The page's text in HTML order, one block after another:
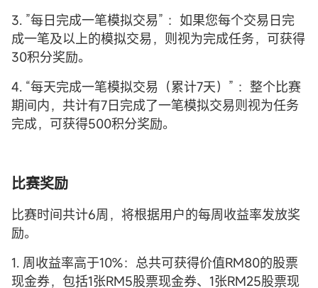
3. ”每日完成一笔模拟交易” ：如果您每个交易日完
成一笔及以上的模拟交易，则视为完成任务，可获得
30积分奖励。
4. “每天完成一笔模拟交易（累计7天）” ：整个比赛
期间内，共计有7日完成了一笔模拟交易则视为任务
完成，可获得500积分奖励。
比赛奖励
比赛时间共计6周，将根据用户的每周收益率发放奖
励。
1. 周收益率高于10%：总共可获得价值RM80的股票
现金券，包括1张RM5股票现金券、1张RM25股票现